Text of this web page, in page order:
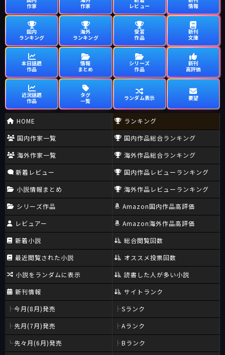
作家
作家
レビュー
情報
国内
ランキング
海外
ランキング
受賞
作品
新刊
文庫
本日話題
作品
情報
まとめ
シリーズ
作品
新刊
高評価
近況話題
作品
タグ
一覧
ランダム表示 要望
HOME
国内作家一覧
海外作家一覧
新着レビュー
小説情報まとめ
シリーズ作品
レビュアー
新着小説
最近閲覧された小説
小説をランダムに表示
新刊情報
今月(8月)発売
先月(7月)発売
先々月(6月)発売
ランキング
国内作品総合ランキング
海外作品総合ランキング
国内作品レビューランキング
海外作品レビューランキング
Amazon国内作品高評価
Amazon海外作品高評価
総合閲覧回数
オススメ投票回数
読書した人が多い小説
サイトランク
Sランク
Aランク
Bランク